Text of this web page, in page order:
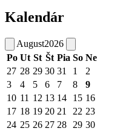
Kalendár
August2026
Po Ut St Št Pia So Ne
27 28 29 30 31 1
2
3
4 5 6 7 8
9
10 11 12 13 14 15 16
17 18 19 20 21 22 23
24 25 26 27 28 29 30